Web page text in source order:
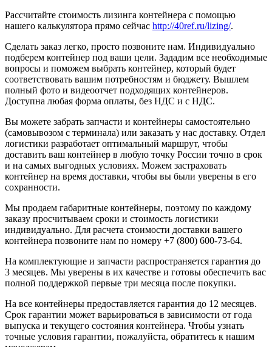
Рассчитайте стоимость лизинга контейнера с помощью
нашего калькулятора прямо сейчас http://40ref.ru/lizing/.
Сделать заказ легко, просто позвоните нам. Индивидуально
подберем контейнер под ваши цели. Зададим все необходимые
вопросы и поможем выбрать контейнер, который будет
соответствовать вашим потребностям и бюджету. Вышлем
полный фото и видеоотчет подходящих контейнеров.
Доступна любая форма оплаты, без НДС и с НДС.
Вы можете забрать запчасти и контейнеры самостоятельно
(самовывозом с терминала) или заказать у нас доставку. Отдел
логистики разработает оптимальный маршрут, чтобы
доставить ваш контейнер в любую точку России точно в срок
и на самых выгодных условиях. Можем застраховать
контейнер на время доставки, чтобы вы были уверены в его
сохранности.
Мы продаем габаритные контейнеры, поэтому по каждому
заказу просчитываем сроки и стоимость логистики
индивидуально. Для расчета стоимости доставки вашего
контейнера позвоните нам по номеру +7 (800) 600-73-64.
На комплектующие и запчасти распространяется гарантия до
3 месяцев. Мы уверены в их качестве и готовы обеспечить вас
полной поддержкой первые три месяца после покупки.
На все контейнеры предоставляется гарантия до 12 месяцев.
Срок гарантии может варьироваться в зависимости от года
выпуска и текущего состояния контейнера. Чтобы узнать
точные условия гарантии, пожалуйста, обратитесь к нашим